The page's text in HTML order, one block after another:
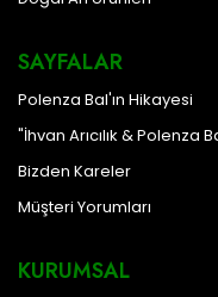
SAYFALAR
Polenza Bal'ın Hikayesi
"İhvan Arıcılık & Polenza
Bizden Kareler
Müşteri Yorumları
KURUMSAL